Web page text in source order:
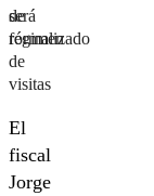
de
régimen
de
visitas
será
formalizado
El
fiscal
Jorge